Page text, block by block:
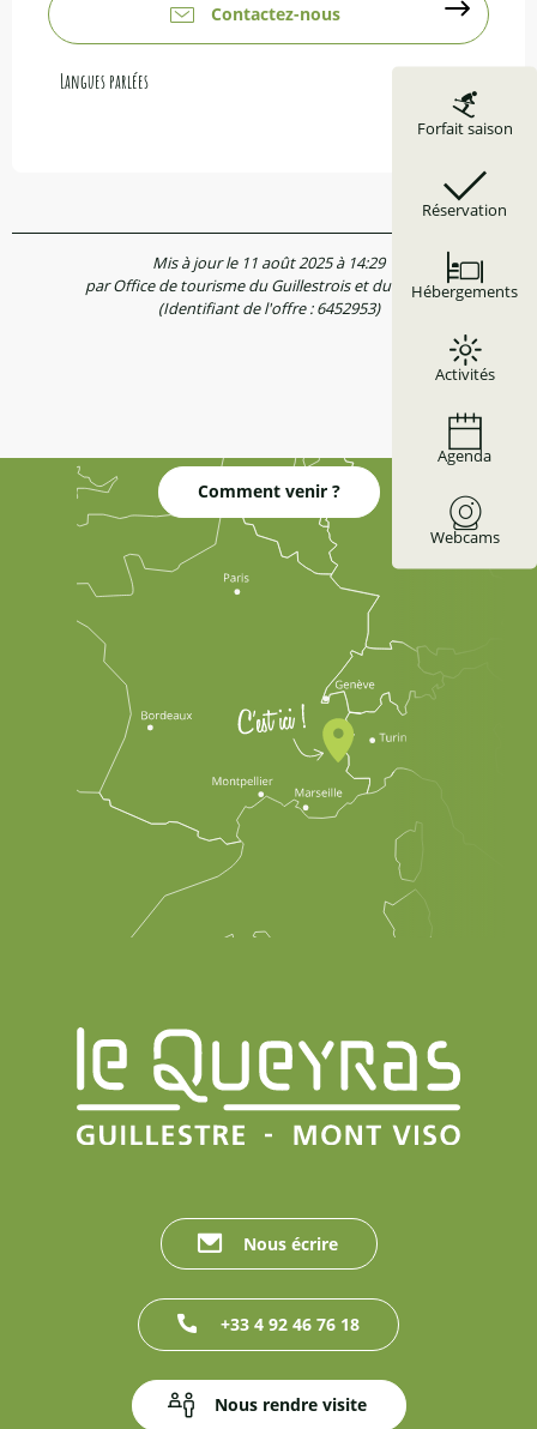
Forfait saison
Réservation
Hébergements
Activités
Agenda
Webcams
Contactez-nous
Langues parlées
Langues parlées
Mis à jour le 11 août 2025 à 14:29
par Office de tourisme du Guillestrois et du Queyras
(Identifiant de l'offre :6452953)
Comment venir ?
Nous écrire
+33 4 92 46 76 18
Nous rendre visite